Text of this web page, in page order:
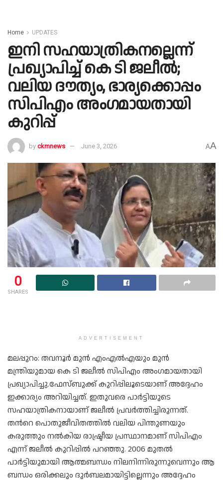
Home UPDATES
ഇനി സഹയാത്രികനല്ലെന്ന്
പ്രഖ്യാപിച്ച് കെ ടി ജലീൽ;
വലിയ ദൗത്യം, ഭാര്യക്കൊപ്പം
സിപിഎം അംഗമായതായി
കുറിപ്പ്
by ckmnews June 3, 2026 AA
0
SHARES
ADVERTISEMENT
മലപ്പുറം: തവനൂർ മുൻ എംഎൽഎയും മുൻ
മന്ത്രിയുമായ കെ ടി ജലീൽ സിപിഎം അംഗമായതായി
പ്രഖ്യാപിച്ചു.ഫേസ്ബുക്ക് കുറിപ്പിലൂടെയാണ് അദ്ദേഹം
ഇക്കാര്യം അറിയിച്ചത്. ഇതുവരെ പാർട്ടിയുടെ
സഹയാത്രികനായാണ് ജലീൽ പ്രവർത്തിച്ചിരുന്നത്.
തന്‍റെ പൊതുജീവിതത്തിൽ വലിയ പിന്തുണയും
കരുത്തും നൽകിയ രാഷ്ട്രീയ പ്രസ്ഥാനമാണ് സിപിഎം
എന്ന് ജലീൽ കുറിപ്പിൽ പറഞ്ഞു. 2006 മുതൽ
പാർട്ടിയുമായി ആത്മബന്ധം നിലനിന്നിരുന്നുവെന്നും ആ
ബന്ധം ഒരിക്കലും ദുർബലമായിട്ടില്ലെന്നും അദ്ദേഹം